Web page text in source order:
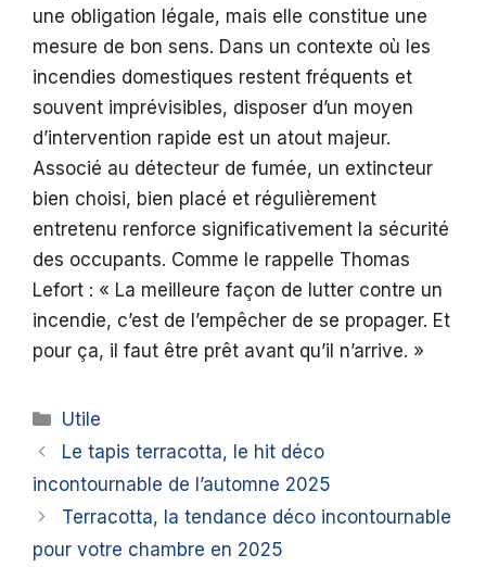
une obligation légale, mais elle constitue une
mesure de bon sens. Dans un contexte où les
incendies domestiques restent fréquents et
souvent imprévisibles, disposer d’un moyen
d’intervention rapide est un atout majeur.
Associé au détecteur de fumée, un extincteur
bien choisi, bien placé et régulièrement
entretenu renforce significativement la sécurité
des occupants. Comme le rappelle Thomas
Lefort : « La meilleure façon de lutter contre un
incendie, c’est de l’empêcher de se propager. Et
pour ça, il faut être prêt avant qu’il n’arrive. »
Catégories
Utile
Le tapis terracotta, le hit déco
incontournable de l’automne 2025
Terracotta, la tendance déco incontournable
pour votre chambre en 2025